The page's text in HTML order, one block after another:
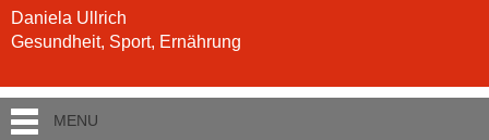
Daniela Ullrich
Gesundheit, Sport, Ernährung
MENU